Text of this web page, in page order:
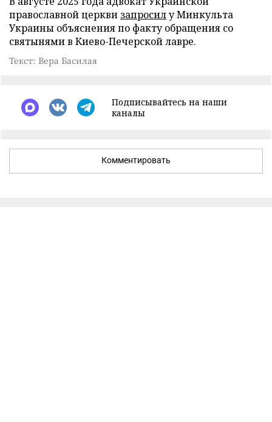
православной церкви запросилу Минкульта
Украины объяснения по факту обращения со
святынями в Киево-Печерской лавре.
Текст: Вера Басилая
Подписывайтесь на наши
каналы
Комментировать